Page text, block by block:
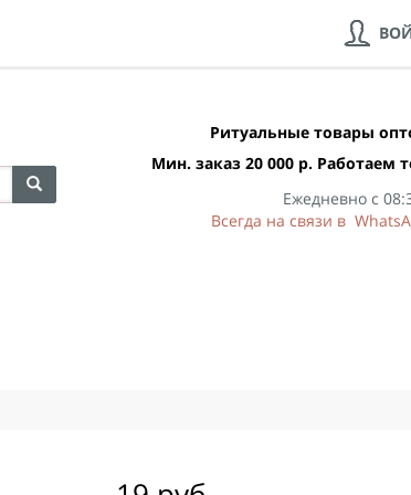
Ритуальные товары
Мин. заказ 20 000 р.
Ежедневно с
Всегда на связи в